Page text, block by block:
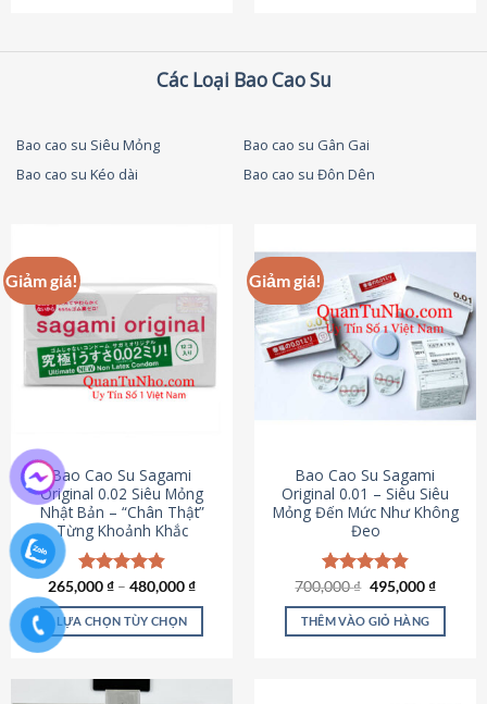
thể.
tùy
thể
được
chọn
trên
trang
sản
phẩm
Các Loại Bao Cao Su
Bao cao su Siêu Mỏng
Bao cao su Gân Gai
Bao cao su Kéo dài
Bao cao su Đôn Dên
Giảm giá!
Bao Cao Su Sagami
Original 0.02 Siêu Mỏng
Nhật Bản – “Chân Thật”
Từng Khoảnh Khắc
Được xếp
hạng4.87
5 sao
265,000₫ – 480,000₫
LỰA CHỌN TÙY CHỌN
này
Giảm giá!
Bao Cao Su Sagami
Original 0.01 – Siêu Siêu
Mỏng Đến Mức Như Không
Đeo
Được xếp
hạng4.83
5 sao
700,000₫ Giá
là:
700,000 ₫.
495,000₫Giá
tại
THÊM VÀO GIỎ HÀNG